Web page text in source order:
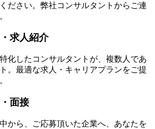
ださい。弊社コンサルタントからご連
求人紹介
化したコンサルタントが、複数人であ
。 最適な求人・キャリアプランをご提
面接
から、ご応募頂いた企業へ、あなたを